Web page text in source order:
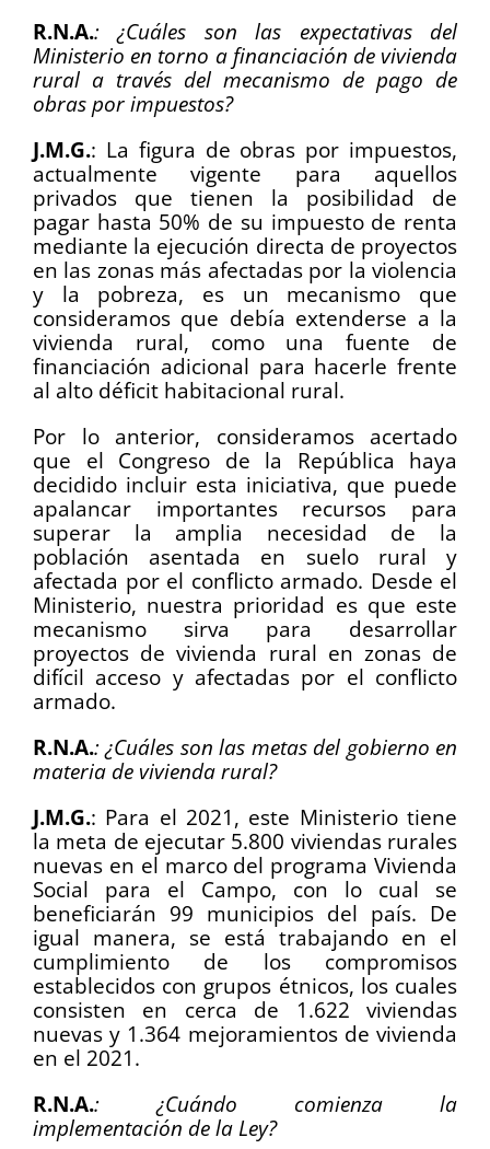
R.N.A.: ¿Cuáles son las expectativas del
Ministerio en torno a financiación de vivienda
rural a través del mecanismo de pago de
obras por impuestos?
J.M.G.: La figura de obras por impuestos,
actualmente vigente para aquellos
privados que tienen la posibilidad de
pagar hasta 50% de su impuesto de renta
mediante la ejecución directa de proyectos
en las zonas más afectadas por la violencia
y la pobreza, es un mecanismo que
consideramos que debía extenderse a la
vivienda rural, como una fuente de
financiación adicional para hacerle frente
al alto déficit habitacional rural.
Por lo anterior, consideramos acertado
que el Congreso de la República haya
decidido incluir esta iniciativa, que puede
apalancar importantes recursos para
superar la amplia necesidad de la
población asentada en suelo rural y
afectada por el conflicto armado. Desde el
Ministerio, nuestra prioridad es que este
mecanismo sirva para desarrollar
proyectos de vivienda rural en zonas de
difícil acceso y afectadas por el conflicto
armado.
R.N.A.: ¿Cuáles son las metas del gobierno en
materia de vivienda rural?
J.M.G.: Para el 2021, este Ministerio tiene
la meta de ejecutar 5.800 viviendas rurales
nuevas en el marco del programa Vivienda
Social para el Campo, con lo cual se
beneficiarán 99 municipios del país. De
igual manera, se está trabajando en el
cumplimiento de los compromisos
establecidos con grupos étnicos, los cuales
consisten en cerca de 1.622 viviendas
nuevas y 1.364 mejoramientos de vivienda
en el 2021.
R.N.A.: ¿Cuándo comienza la
implementación de la Ley?